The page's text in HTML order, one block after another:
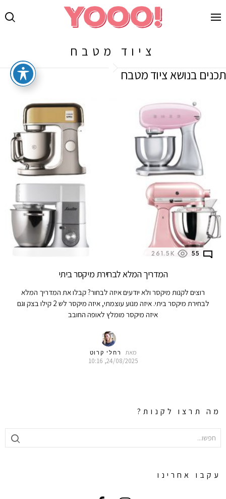
ציוד מטבח
תכנים בנושא ציוד מטבח
LATEST
POSTS
55
261.5K
המדריך המלא לבחירת מיקסר ביתי
רוצים לקנות מיקסר ולא יודעים איזה לבחור? קבלו את המדריך המלא
לבחירת מיקסר ביתי. איזה מנוע עוצמתי, איזה מיקסר לש 2 קילו בצק וגם
איזה מיקסר מומלץ לאופה החובב
מאת רחלי קרוט
24/08/2025, 10:16
מה תרצו לקנות?
SEARCH
FOR:
עקבו אחרינו